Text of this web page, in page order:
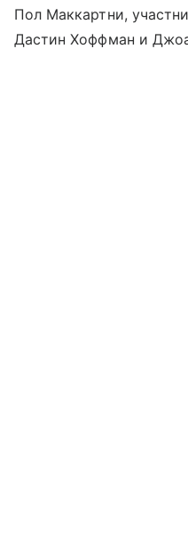
Пол Маккартни,
Дастин Хоффман и